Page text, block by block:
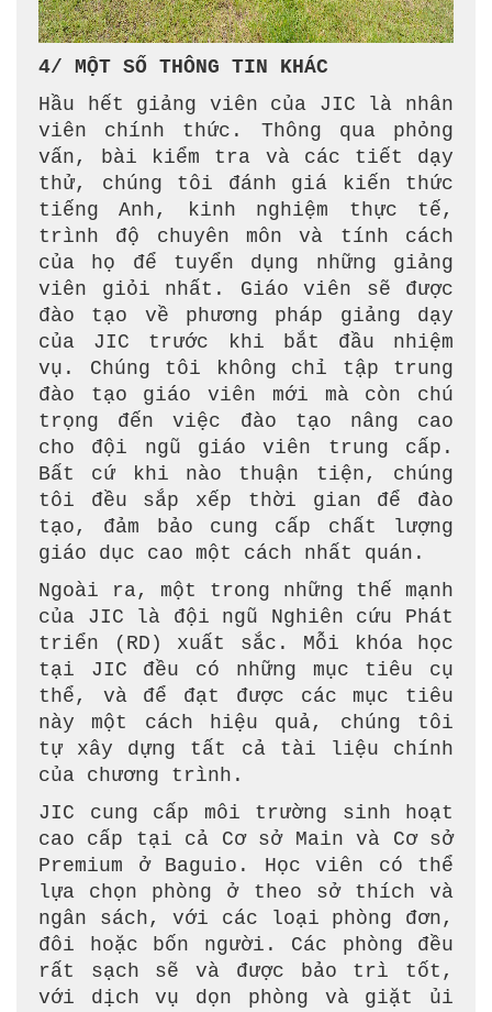
4/ MỘT SỐ THÔNG TIN KHÁC
Hầu hết giảng viên của JIC là nhân
viên chính thức. Thông qua phỏng
vấn, bài kiểm tra và các tiết dạy
thử, chúng tôi đánh giá kiến thức
tiếng Anh, kinh nghiệm thực tế,
trình độ chuyên môn và tính cách
của họ để tuyển dụng những giảng
viên giỏi nhất. Giáo viên sẽ được
đào tạo về phương pháp giảng dạy
của JIC trước khi bắt đầu nhiệm
vụ. Chúng tôi không chỉ tập trung
đào tạo giáo viên mới mà còn chú
trọng đến việc đào tạo nâng cao
cho đội ngũ giáo viên trung cấp.
Bất cứ khi nào thuận tiện, chúng
tôi đều sắp xếp thời gian để đào
tạo, đảm bảo cung cấp chất lượng
giáo dục cao một cách nhất quán.
Ngoài ra, một trong những thế mạnh
của JIC là đội ngũ Nghiên cứu Phát
triển (RD) xuất sắc. Mỗi khóa học
tại JIC đều có những mục tiêu cụ
thể, và để đạt được các mục tiêu
này một cách hiệu quả, chúng tôi
tự xây dựng tất cả tài liệu chính
của chương trình.
JIC cung cấp môi trường sinh hoạt
cao cấp tại cả Cơ sở Main và Cơ sở
Premium ở Baguio. Học viên có thể
lựa chọn phòng ở theo sở thích và
ngân sách, với các loại phòng đơn,
đôi hoặc bốn người. Các phòng đều
rất sạch sẽ và được bảo trì tốt,
với dịch vụ dọn phòng và giặt ủi